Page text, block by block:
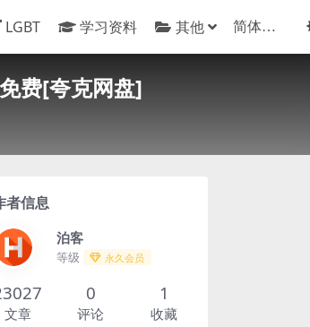
LGBT 学习资料 其他
费[夸克网盘]
者信息
泊客
等级 永久会员
文章
0
评论
1
收藏